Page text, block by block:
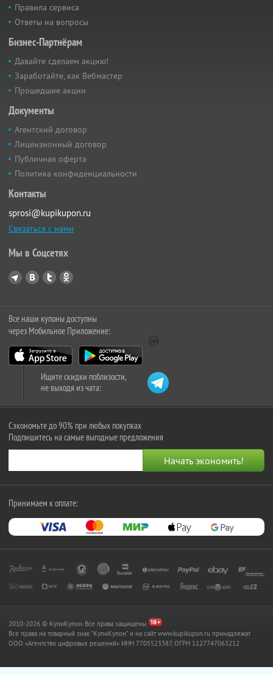
Правила сервиса
Ответы на вопросы
Бизнес-Партнёрам
Давайте сделаем акцию!
Заработайте, как Вебмастер
Прошедшие акции
Документы
Агентский договор
Лицензионный договор
Публичная оферта
Политика конфиденциальности
Контакты
sprosi@kupikupon.ru
Связаться с нами
Мы в Соцсетях
Все наши купоны доступны
через Мобильное Приложение:
Ищите скидки поблизости,
не выходя из чата:
Сэкономьте до 90% при любых покупках
Подпишитесь на самые выгодные предложения
Принимаем к оплате:
2010-2026 © КупиКупон. Все права защищены.
Все права на товарный знак "КупиКупон" и на сайт www.kupikupon.ru принадлежат
OOO «Агентство цифровых решений» ИНН 7705523387, ОГРН 1127747063212